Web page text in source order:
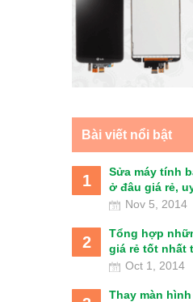
Bài viết nổi bật
1
Sửa máy tính
ở đâu giá rẻ,
Nov 5, 2014
2
Tổng hợp
giá rẻ tốt nhất
Oct 1, 2014
Thay màn